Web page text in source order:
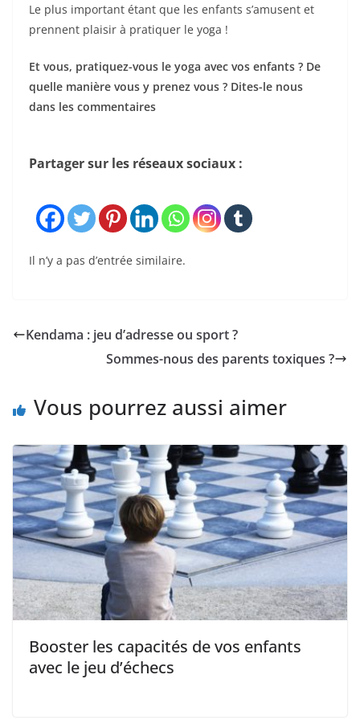
Le plus important étant que les enfants s’amusent et
prennent plaisir à pratiquer le yoga !
Et vous, pratiquez-vous le yoga avec vos enfants ? De
quelle manière vous y prenez vous ? Dites-le nous
dans les commentaires
Partager sur les réseaux sociaux :
Il n’y a pas d’entrée similaire.
Kendama : jeu d’adresse ou sport ?
Sommes-nous des parents toxiques ?
Vous pourrez aussi aimer
Booster les capacités de vos enfants
avec le jeu d’échecs